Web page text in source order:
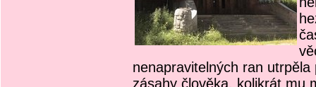
nenapravitelných ran
zásahy člověka, kolikrát mu